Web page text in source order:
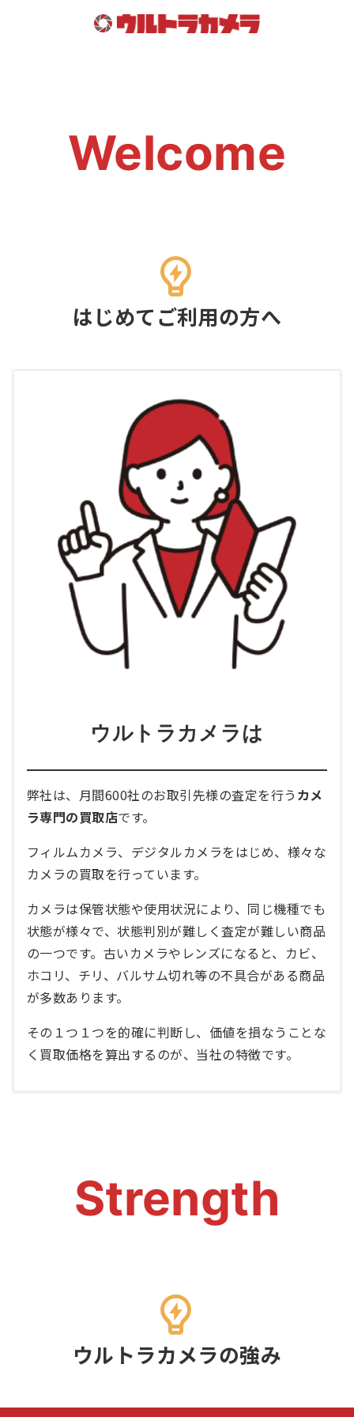
Welcome
はじめてご利用の方へ
ウルトラカメラは
弊社は、月間600社のお取引先様の査定を行う カメ
ラ専門の買取店です。
フィルムカメラ、デジタルカメラをはじめ、様々な
カメラの買取を行っています。
カメラは保管状態や使用状況により、同じ機種でも
状態が様々で、状態判別が難しく査定が難しい商品
の一つです。古いカメラやレンズになると、カビ、
ホコリ、チリ、バルサム切れ等の不具合がある商品
が多数あります。
その１つ１つを的確に判断し、価値を損なうことな
く買取価格を算出するのが、当社の特徴です。
Strength
ウルトラカメラの強み